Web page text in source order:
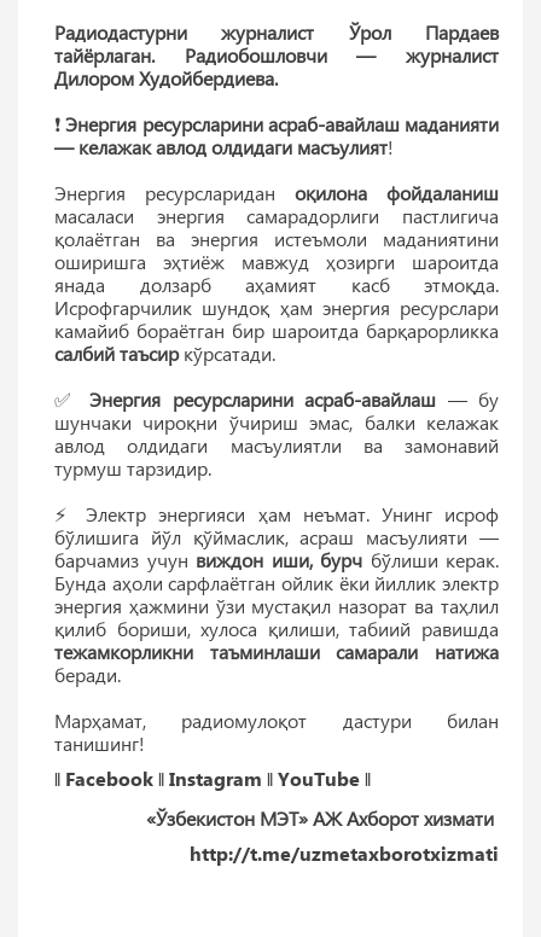
Радиодастурни журналист Ўрол Пардаев
тайёрлаган. Радиобошловчи — журналист
Дилором Худойбердиева.
❗️Энергия ресурсларини асраб-авайлаш маданияти
— келажак авлод олдидаги масъулият!
Энергия ресурсларидан оқилона фойдаланиш
масаласи энергия самарадорлиги пастлигича
қолаётган ва энергия истеъмоли маданиятини
оширишга эҳтиёж мавжуд ҳозирги шароитда
янада долзарб аҳамият касб этмоқда.
Исрофгарчилик шундоқ ҳам энергия ресурслари
камайиб бораётган бир шароитда барқарорликка
салбий таъсиркўрсатади.
✅ Энергия ресурсларини асраб-авайлаш — бу
шунчаки чироқни ўчириш эмас, балки келажак
авлод олдидаги масъулиятли ва замонавий
турмуш тарзидир.
⚡️ Электр энергияси ҳам неъмат. Унинг исроф
бўлишига йўл қўймаслик, асраш масъулияти —
барчамиз учун виждон иши, бурч бўлиши керак.
Бунда аҳоли сарфлаётган ойлик ёки йиллик электр
энергия ҳажмини ўзи мустақил назорат ва таҳлил
қилиб бориши, хулоса қилиши, табиий равишда
тежамкорликни таъминлаши самарали натижа
беради.
Марҳамат, радиомулоқот дастури билан
танишинг!
‖ Facebook‖Instagram ‖YouTube‖
«Ўзбекистон МЭТ» АЖ Ахборот хизмати
http://t.me/uzmetaxborotxizmati